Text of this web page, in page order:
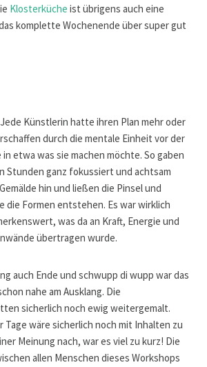
Klosterküche ist übrigens auch eine
komplette Wochenende über super gut
Künstlerin hatte ihren Plan mehr oder
durch die mentale Einheit vor der
etwa was sie machen möchte. So gaben
Stunden ganz fokussiert und achtsam
hin und ließen die Pinsel und
die Formen entstehen. Es war wirklich
was da an Kraft, Energie und
übertragen wurde.
auch Ende und schwupp di wupp war das
nahe am Ausklang. Die
sicherlich noch ewig weitergemalt.
Tage wäre sicherlich noch mit Inhalten zu
Meinung nach, war es viel zu kurz! Die
allen Menschen dieses Workshops